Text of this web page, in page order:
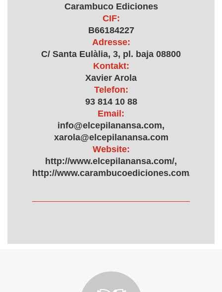
Carambuco Ediciones
CIF:
B66184227
Adresse:
C/ Santa Eulàlia, 3, pl. baja 08800
Kontakt:
Xavier Arola
Telefon:
93 814 10 88
Email:
info@elcepilanansa.com,
xarola@elcepilanansa.com
Website:
http://www.elcepilanansa.com/,
http://www.carambucoediciones.com/